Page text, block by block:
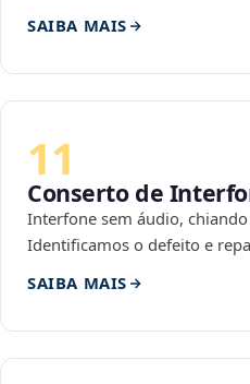
SAIBA MAIS
11
Conserto de
Interfone sem áudio,
Identificamos o defeito e
SAIBA MAIS